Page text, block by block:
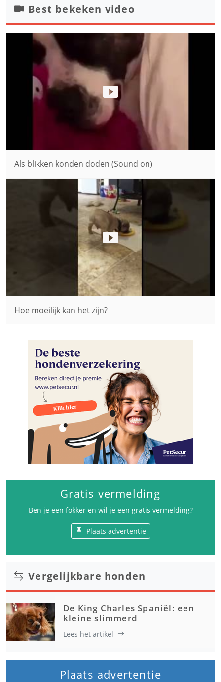
Best bekeken video
Als blikken konden doden (Sound on)
Hoe moeilijk kan het zijn?
Gratis vermelding
Ben je een fokker en wil je een gratis vermelding?
Plaats advertentie
Vergelijkbare honden
De King Charles Spaniël: een
kleine slimmerd
Lees het artikel
Plaats advertentie